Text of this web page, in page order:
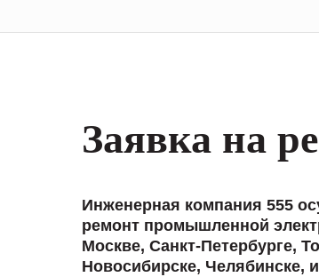
Заявка на
Инженерная компания 555
ремонт промышленной
Москве, Санкт-Петербурге,
Новосибирске, Челябинске,